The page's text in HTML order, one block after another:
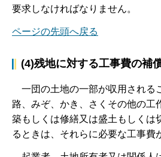
要求しなければなりません。
ページの先頭へ戻る
(4)残地に対する工事費の補
一団の土地の一部が収用される
路、みぞ、かき、さくその他の工
築もしくは修繕又は盛土もしくは
るときは、それらに必要な工事費